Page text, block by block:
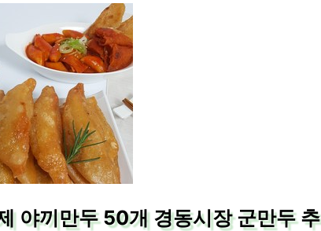
야끼만두 50개 경동시장 군만두 추